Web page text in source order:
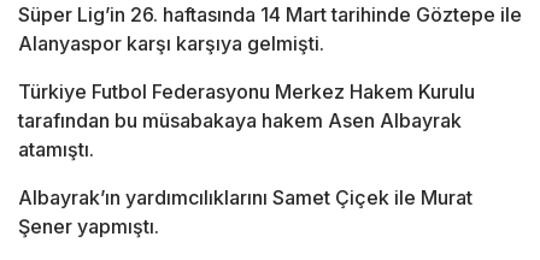
Süper Lig’in 26. haftasında 14 Mart tarihinde Göztepe ile
Alanyaspor karşı karşıya gelmişti.
Türkiye Futbol Federasyonu Merkez Hakem Kurulu
tarafından bu müsabakaya hakem Asen Albayrak
atamıştı.
Albayrak’ın yardımcılıklarını Samet Çiçek ile Murat
Şener yapmıştı.